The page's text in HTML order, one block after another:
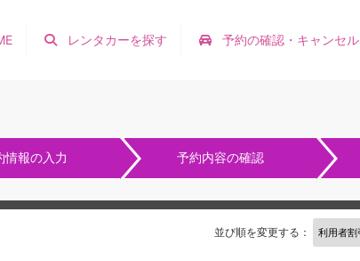
予約の確認・キャンセル
レンタカーを探す
情報の入力 予約内容の確認
並び順を変更する：